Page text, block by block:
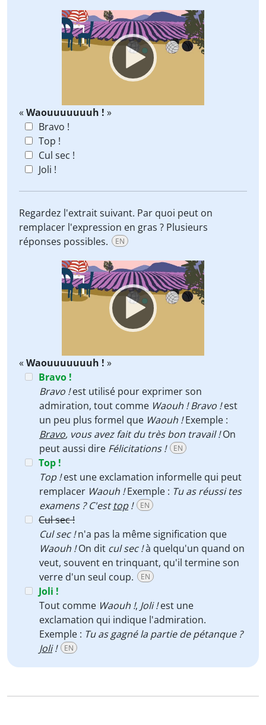
Video
Player
«Waouuuuuuuh ! »
Bravo !
Top !
Cul sec !
Joli !
Regardez l'extrait suivant. Par quoi peut on
remplacer l'expression en gras ? Plusieurs
réponses possibles.
EN
Video
Player
«Waouuuuuuuh ! »
Bravo !
Bravo !est utilisé pour exprimer son
admiration, tout comme Waouh ! Bravo !est
un peu plus formel que Waouh !Exemple :
Bravo, vous avez fait du très bon travail !On
peut aussi dire Félicitations ! EN
Top !
Top !est une exclamation informelle qui peut
remplacer Waouh !Exemple : Tu as réussi tes
examens ? C'esttop! EN
Cul sec !
Cul sec !n'a pas la même signification que
Waouh !On dit cul sec !à quelqu'un quand on
veut, souvent en trinquant, qu'il termine son
verre d'un seul coup.
EN
Joli !
Tout comme Waouh !, Joli !est une
exclamation qui indique l'admiration.
Exemple : Tu as gagné la partie de pétanque ?
Joli! EN